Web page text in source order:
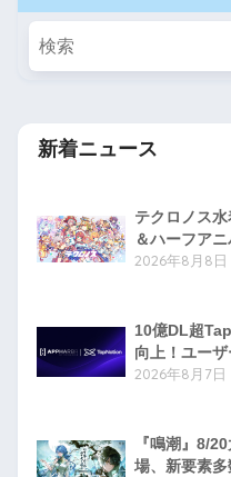
新着ニュース
テクロノス
＆ハーフア
2026年8月8日
10億DL超
向上！ユー
2026年8月7日
『鳴潮』8/
場、新要素多